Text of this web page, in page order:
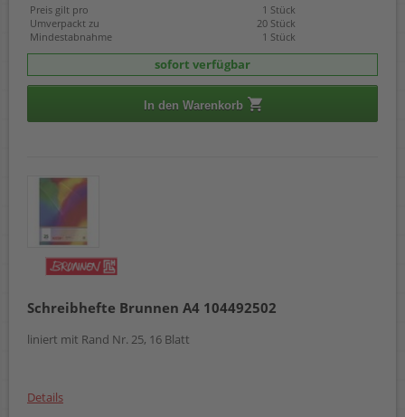
Preis gilt pro
1 Stück
Umverpackt zu
20 Stück
Mindestabnahme
1 Stück
sofort verfügbar
In den Warenkorb
Schreibhefte Brunnen A4 104492502
liniert mit Rand Nr. 25, 16 Blatt
Details